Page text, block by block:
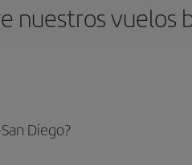
nuestros vuelos
Diego?